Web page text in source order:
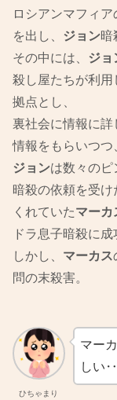
ロシアンマフィア
を出し、 ジョン暗
その中には、 ジョ
殺し屋たちが利用
拠点とし、
裏社会に情報に
情報をもらいつつ
ジョンは数々のピ
暗殺の依頼を受け
くれていたマーカ
ドラ息子暗殺に成
しかし、 マーカス
問の末殺害。
ひちゃまり
マー
しい‥